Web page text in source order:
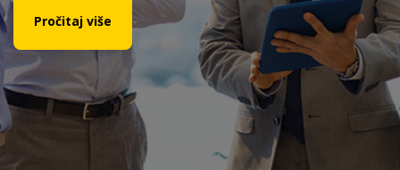
Pročitaj više